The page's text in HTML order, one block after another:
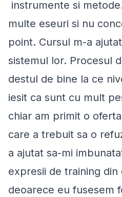
instrumente si
multe eseuri si nu
point. Cursul m-a
sistemul lor. Procesul
destul de bine la ce
iesit ca sunt cu mult
chiar am primit o
care a trebuit sa o
a ajutat sa-mi
expresii de training din
deoarece eu fusesem